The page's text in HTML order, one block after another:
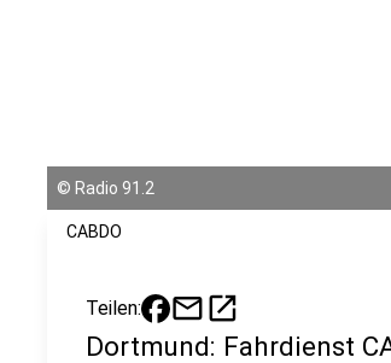
© Radio 91.2
CABDO
Teilen: mailopen_in_new
Dortmund: Fahrdienst